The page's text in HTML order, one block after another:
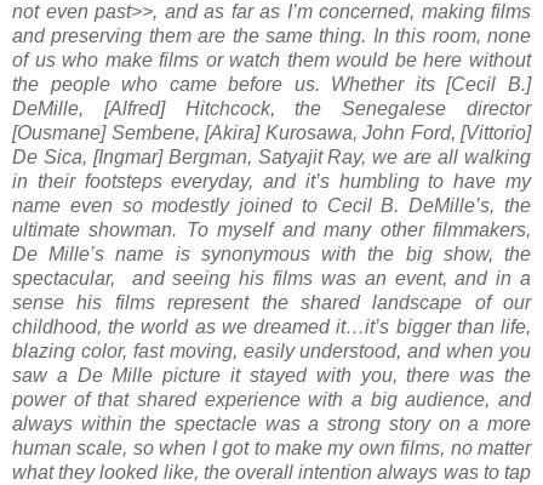
not even past>>, and as far as I’m concerned, making films
and preserving them are the same thing. In this room, none
of us who make films or watch them would be here without
the people who came before us. Whether its [Cecil B.]
DeMille, [Alfred] Hitchcock, the Senegalese director
[Ousmane] Sembene, [Akira] Kurosawa, John Ford, [Vittorio]
De Sica, [Ingmar] Bergman, Satyajit Ray, we are all walking
in their footsteps everyday, and it’s humbling to have my
name even so modestly joined to Cecil B. DeMille’s, the
ultimate showman. To myself and many other filmmakers,
De Mille’s name is synonymous with the big show, the
spectacular, and seeing his films was an event, and in a
sense his films represent the shared landscape of our
childhood, the world as we dreamed it…it’s bigger than life,
blazing color, fast moving, easily understood, and when you
saw a De Mille picture it stayed with you, there was the
power of that shared experience with a big audience, and
always within the spectacle was a strong story on a more
human scale, so when I got to make my own films, no matter
what they looked like, the overall intention always was to tap